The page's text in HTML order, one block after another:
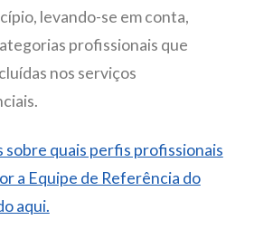
levando-se em conta,
profissionais que
nos serviços
sobre quais perfis profissionais
a Equipe de Referência do
aqui.